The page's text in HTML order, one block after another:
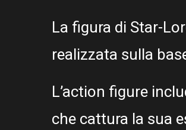
La figura di Star-
realizzata sulla
L’action figure
che cattura la sua